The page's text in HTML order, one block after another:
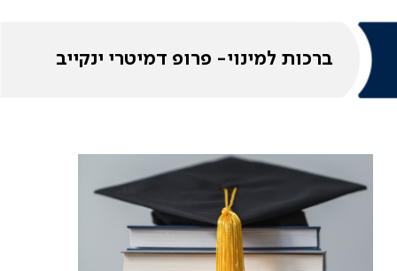
ברכות למינוי- פרופ דמיטרי ינקייב